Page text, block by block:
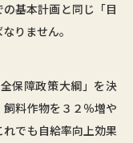
基本計画と同じ「目
りません。
保障政策大綱」を決
料作物を３２％増や
でも自給率向上効果